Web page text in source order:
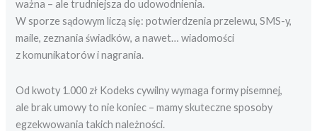
ważna – ale trudniejsza do udowodnienia.
W sporze sądowym liczą się: potwierdzenia przelewu, SMS-y,
maile, zeznania świadków, a nawet… wiadomości
z komunikatorów i nagrania.
Od kwoty 1.000 zł Kodeks cywilny wymaga formy pisemnej,
ale brak umowy to nie koniec – mamy skuteczne sposoby
egzekwowania takich należności.